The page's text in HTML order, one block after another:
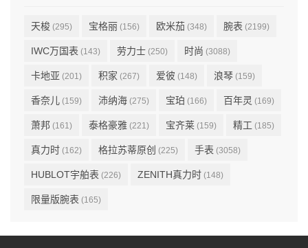
天梭 (295) 宝格丽 (156) 欧米茄 (348) 腕表 (2199)
IWC万国表 (143) 劳力士 (250) 时尚 (3088)
卡地亚 (201) 积家 (267) 爱彼 (148) 浪琴 (159)
香奈儿 (159) 沛纳海 (275) 宝珀 (166) 百年灵 (169)
萧邦 (161) 泰格豪雅 (221) 宝齐莱 (159) 精工 (185)
真力时 (162) 格拉苏蒂原创 (225) 手表 (3058)
HUBLOT宇舶表 (226) ZENITH真力时 (148)
限量版腕表 (165)